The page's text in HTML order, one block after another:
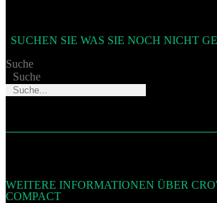
SUCHEN SIE WAS SIE NOCH NICHT
Suche
Suche
WEITERE INFORMATIONEN ÜBER
COMPACT